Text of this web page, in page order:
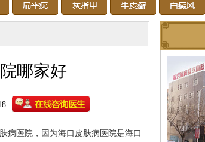
哪家好
病医院，因为海口皮肤病医院是海口